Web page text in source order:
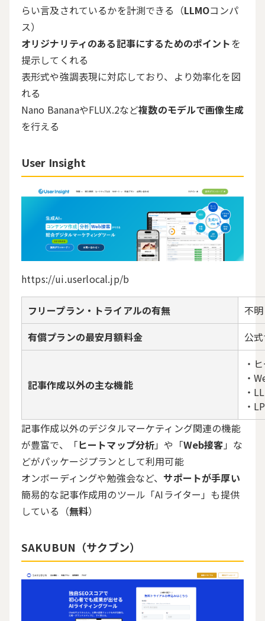
らい言及されているかを計測できる（LLMOコンパ
ス）
オリジナリティのある記事にするためのポイントを
提示してくれる
表形式や強調表現に対応しており、より効率化を図
れる
Nano BananaやFLUX.2など複数のモデルで画像生成
を行える
User Insight
https://ui.userlocal.jp/b
フリープラン・トライアルの有無
不明
有償プランの最安月額料金
公
記事作成以外の主な機能
・
・
・
・
記事作成以外のデジタルマーケティング関連の機能
が豊富で、「ヒートマップ分析」や「Web接客 」な
どがパッケージプランとして利用可能
オンボーディングや勉強会など、 サポートが手厚い
簡易的な記事作成用のツール「AIライター 」も提供
している（無料）
SAKUBUN（サクブン）